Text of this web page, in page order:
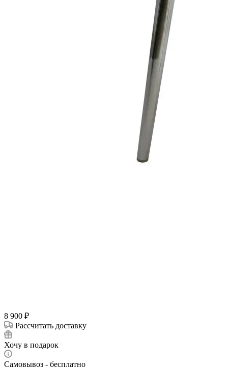
8 900 ₽
Рассчитать доставку
Хочу в подарок
Самовывоз - бесплатно